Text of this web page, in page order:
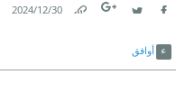
30‏/12‏/2024
أوافق